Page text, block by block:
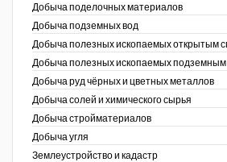
Добыча поделочных материалов
Добыча подземных вод
Добыча полезных ископаемых открытым
Добыча полезных ископаемых
Добыча руд чёрных и цветных металлов
Добыча солей и химического сырья
Добыча стройматериалов
Добыча угля
Землеустройство и кадастр
Coal
PWC